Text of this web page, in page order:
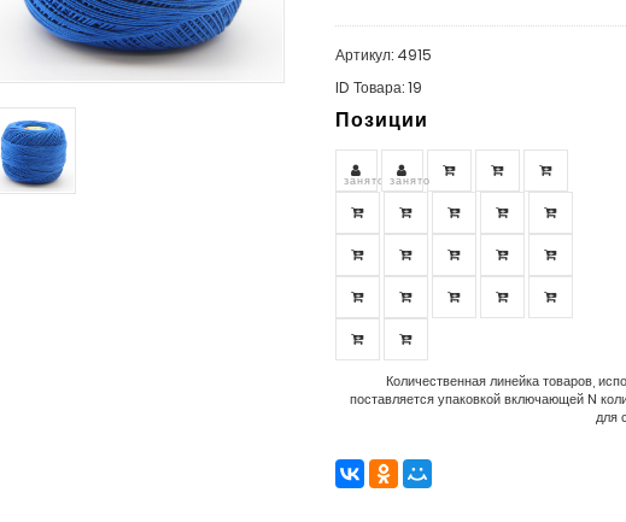
Артикул: 4915
ID Товара: 19
Позиции
занято занято
Количественная линейка товаров,
поставляется упаковкой включающей N
для